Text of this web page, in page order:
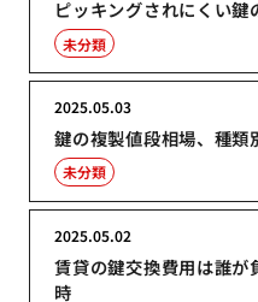
ピッキングされにくい鍵
未分類
鍵の複製値段相場、種類
2025.05.03
未分類
賃貸の鍵交換費用は誰
時
2025.05.02